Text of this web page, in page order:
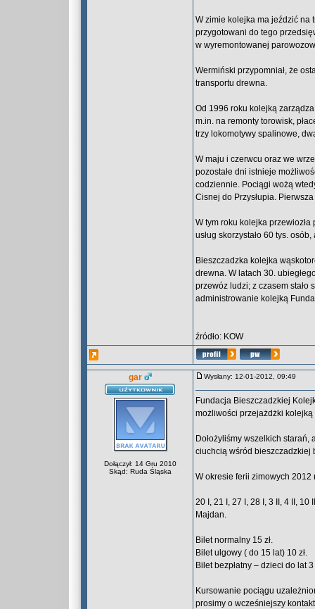
W zimie kolejka ma jeździć na
przygotowani do tego
w wyremontowanej
Wermiński przypomniał, że
transportu drewna.
Od 1996 roku kolejką
m.in. na remonty torowisk,
trzy lokomotywy spalinowe,
W maju i czerwcu oraz we
pozostałe dni istnieje
codziennie. Pociągi wożą
Cisnej do Przysłupia.
W tym roku kolejka
usług skorzystało 60 tys.
Bieszczadzka kolejka
drewna. W latach 30.
przewóz ludzi; z czasem stało
administrowanie kolejką
źródło: KOW
gar
Dołączył: 14 Gru 2010
Skąd: Ruda Śląska
Wysłany: 12-01-2012, 09:49
Fundacja Bieszczadzkiej
możliwości przejażdżki
Dołożyliśmy wszelkich
ciuchcią wśród bieszczadzkiej
W okresie ferii zimowych 2012
20 I, 21 I, 27 I, 28 I, 3 II, 4 II, 10
Majdan.
Bilet normalny 15 zł.
Bilet ulgowy ( do 15 lat) 10 zł.
Bilet bezpłatny – dzieci do lat 3
Kursowanie pociągu
prosimy o wcześniejszy